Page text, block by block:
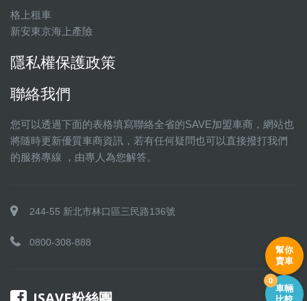
格上租車
新安東京海上產險
隱私權保護政策
聯絡我們
您可以透過下面的表格填寫聯絡全省的SAVE加盟車商，網站也
將隨時更新優質車商資訊，若有任何疑問也可以直接撥打我們
的服務專線 ，由專人為您解答。
244-55 新北市林口區三民路136號
0800-308-888
幫你
賣車
車輛
0